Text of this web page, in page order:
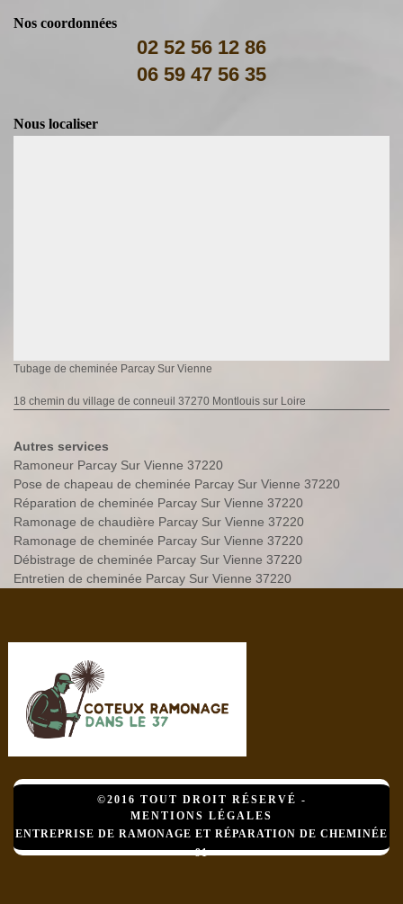
Nos coordonnées
02 52 56 12 86
06 59 47 56 35
Nous localiser
Tubage de cheminée Parcay Sur Vienne
18 chemin du village de conneuil 37270 Montlouis sur Loire
Autres services
Ramoneur Parcay Sur Vienne 37220
Pose de chapeau de cheminée Parcay Sur Vienne 37220
Réparation de cheminée Parcay Sur Vienne 37220
Ramonage de chaudière Parcay Sur Vienne 37220
Ramonage de cheminée Parcay Sur Vienne 37220
Débistrage de cheminée Parcay Sur Vienne 37220
Entretien de cheminée Parcay Sur Vienne 37220
©2016 TOUT DROIT RÉSERVÉ -
MENTIONS LÉGALES
ENTREPRISE DE RAMONAGE ET RÉPARATION DE CHEMINÉE
91